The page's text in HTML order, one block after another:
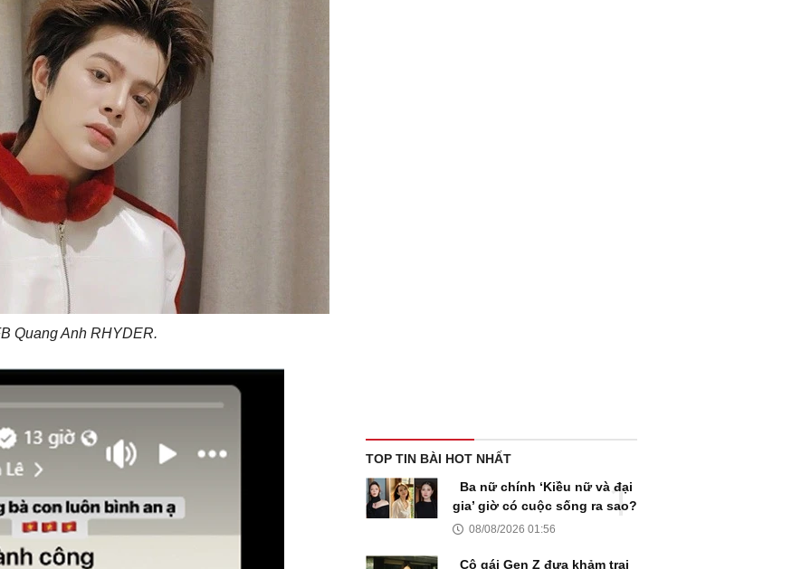
Quang Anh RHYDER.
TOP TIN BÀI HOT NHẤT
Ba nữ chính ‘Kiều nữ và đại
gia’ giờ có cuộc sống ra sao?
08/08/2026 01:56
Cô gái Gen Z đưa khảm trai